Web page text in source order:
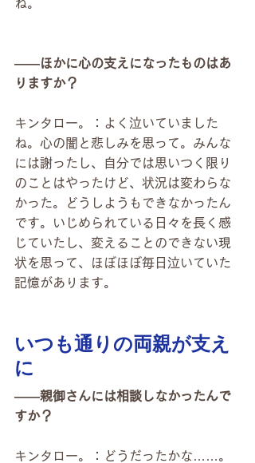
ね。
――ほかに心の支えになったものはあ
りますか？
キンタロー。：よく泣いていました
ね。心の闇と悲しみを思って。みんな
には謝ったし、自分では思いつく限り
のことはやったけど、状況は変わらな
かった。どうしようもできなかったん
です。いじめられている日々を長く感
じていたし、変えることのできない現
状を思って、ほぼほぼ毎日泣いていた
記憶があります。
いつも通りの両親が支え
に
――親御さんには相談しなかったんで
すか？
キンタロー。：どうだったかな……。